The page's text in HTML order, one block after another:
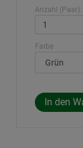
Anzahl (Paar):
Farbe